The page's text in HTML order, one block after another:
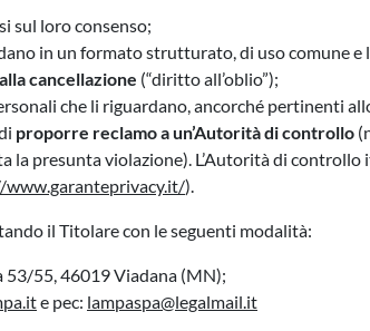
sul loro consenso;
in un formato strutturato, di uso comune e
cancellazione (“diritto all’oblio”);
che li riguardano, ancorché pertinenti
proporre reclamo a un’Autorità di controllo
la presunta violazione). L’Autorità di controllo
).
il Titolare con le seguenti modalità:
53/55, 46019 Viadana (MN);
e pec: lampaspa@legalmail.it